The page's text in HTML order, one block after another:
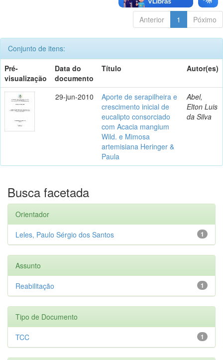
Anterior 1 Póximo
Conjunto de itens:
Pré-
visualização
Data do
documento
Título Autor(es)
29-jun-2010
Aporte de serapilheira e
crescimento inicial de
eucalipto consorciado
com Acacia mangium
Wild. e Mimosa
artemisiana Heringer &
Paula
Abel,
Elton Luis
da Silva
Busca facetada
Orientador
1
Leles, Paulo Sérgio dos Santos
Assunto
1
Reabilitação
Tipo de Documento
1
TCC